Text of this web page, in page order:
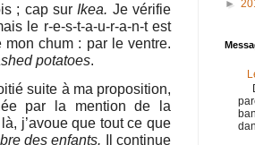
; cap sur Ikea. Je vérifie
le r-e-s-t-a-u-r-a-n-t est
chum : par le ventre.
potatoes.
suite à ma proposition,
par la mention de la
j’avoue que tout ce que
des enfants. Il continue
►